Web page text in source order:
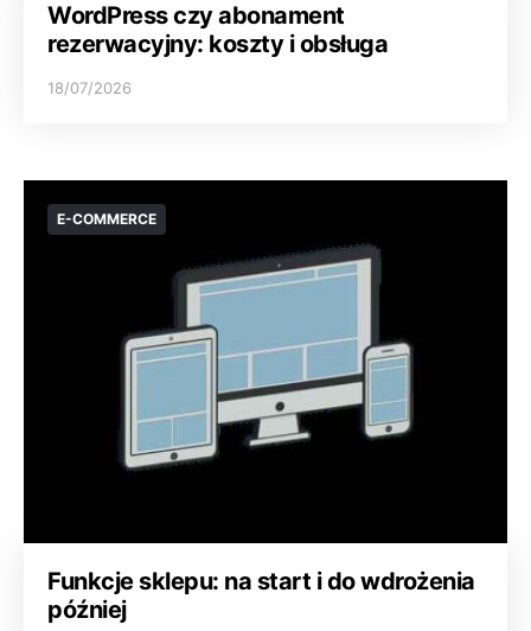
WordPress czy abonament
rezerwacyjny: koszty i obsługa
18/07/2026
E-COMMERCE
Funkcje sklepu: na start i do wdrożenia
później